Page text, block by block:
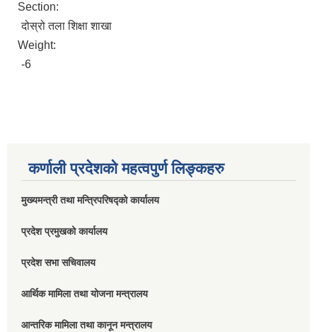
Section:
दोस्रो तला शिक्षा शाखा
Weight:
-6
कर्णाली प्रदेशको महत्वपुर्ण लिङ्कहरु
मुख्यमन्त्री तथा मन्त्रिपरिषद्को कार्यालय
प्रदेश प्रमुखको कार्यालय
प्रदेश सभा सचिवालय
आर्थिक मामिला तथा योजना मन्त्रालय
आन्तरिक मामिला तथा कानून मन्त्रालय